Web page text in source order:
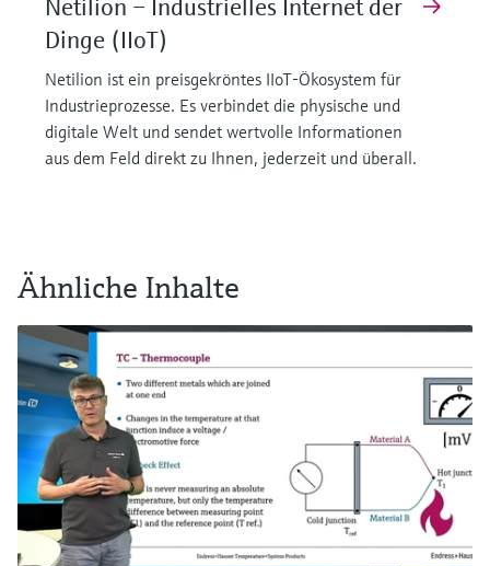
Netilion – Industrielles Internet der
Dinge (IIoT)
Netilion ist ein preisgekröntes IIoT-Ökosystem für
Industrieprozesse. Es verbindet die physische und
digitale Welt und sendet wertvolle Informationen
aus dem Feld direkt zu Ihnen, jederzeit und überall.
Ähnliche Inhalte